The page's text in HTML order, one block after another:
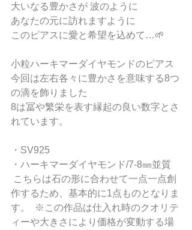
大いなる豊かさが 波のように
あなたの元に訪れますように
このピアスに愛と希望を込めて…🌱
小粒ハーキマーダイヤモンドのピアス
今回は左右各々に豊かさを意味する8つ
の滴を飾りました
8は冨や繁栄を表す縁起の良い数字とさ
れています。
・SV925
・ハーキマーダイヤモンド/7-8㎜並質
作するため、基本的に1点ものとなりま
す。  ※この作品は仕入れ時のクオリテ
ィーや大きさにより価格が変動する場